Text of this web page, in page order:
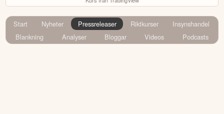
Start Nyheter Pressreleaser Riktkurser
Insynshandel
Blankning
Analyser Bloggar Videos Podcasts